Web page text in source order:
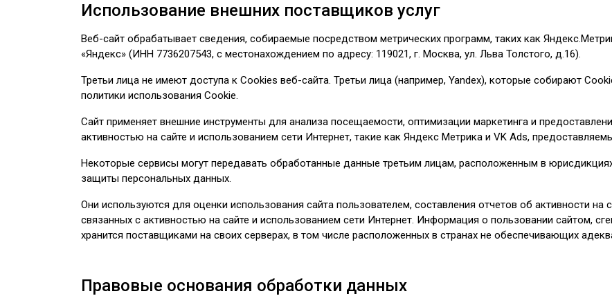
Использование внешних поставщиков услуг
Веб-сайт обрабатывает сведения, собираемые посредством метрических программ, таких как
«Яндекс» (ИНН 7736207543, с местонахождением по адресу: 119021, г. Москва, ул. Льва Толстого, д.16).
Третьи лица не имеют доступа к Cookies веб-сайта. Третьи лица (например, Yandex), которые собирают
политики использования Cookie.
Сайт применяет внешние инструменты для анализа посещаемости, оптимизации маркетинга и
активностью на сайте и использованием сети Интернет, такие как Яндекс Метрика и VK Ads,
Некоторые сервисы могут передавать обработанные данные третьим лицам, расположенным в
защиты персональных данных.
Они используются для оценки использования сайта пользователем, составления отчетов об активности на
связанных с активностью на сайте и использованием сети Интернет. Информация о пользовании сайтом,
хранится поставщиками на своих серверах, в том числе расположенных в странах не обеспечивающих
Правовые основания обработки данных